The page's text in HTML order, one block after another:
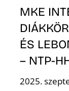
MKE
ÉS
– NTP-
2025.